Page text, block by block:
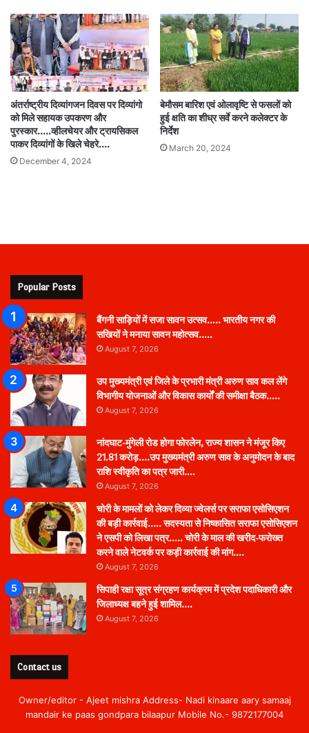
अंतर्राष्ट्रीय दिव्यांगजन दिवस पर दिव्यांगो
को मिले सहायक उपकरण और
पुरस्कार…..व्हीलचेयर और ट्रायसिकल
पाकर दिव्यांगों के खिले चेहरे….
December 4, 2024
बेमौसम बारिश एवं ओलावृष्टि से फसलों को
हुई क्षति का शीघ्र सर्वे करने कलेक्टर के
निर्देश
March 20, 2024
Popular Posts
बैंगनी साड़ियों में सजा सावन उत्सव….. भारतीय नगर की
सखियों ने मनाया सावन महोत्सव…..
August 7, 2026
उप मुख्यमंत्री एवं जिले के प्रभारी मंत्री अरुण साव कल लेंगे
विभागीय योजनाओं और विकास कार्यों की समीक्षा बैठक…..
August 7, 2026
नांदघाट-मुंगेली रोड होगा फोरलेन, राज्य शासन ने मंजूर किए
21.81 करोड़….उप मुख्यमंत्री अरुण साव के अनुमोदन के बाद
राशि स्वीकृति का पत्र जारी….
August 7, 2026
चोरी के मामलों को लेकर दिव्या ज्वेलर्स पर सराफा एसोसिएशन
की बड़ी कार्रवाई….. सदस्यता से निष्कासित सराफा एसोसिएशन
ने एसपी को लिखा पत्र….. चोरी के माल की खरीद-फरोख्त
करने वाले नेटवर्क पर कड़ी कार्रवाई की मांग….
August 7, 2026
सिपाही रक्षा सूत्र संग्रहण कार्यक्रम में प्रदेश पदाधिकारी और
जिलाध्यक्ष बहने हुई शामिल….
August 7, 2026
Contact us
Owner/editor - Ajeet mishra Address- Nadi kinaare aary samaaj
mandair ke paas gondpara bilaapur Mobile No.- 9872177004